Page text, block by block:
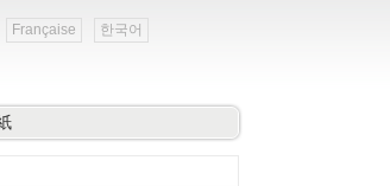
Française 한국어